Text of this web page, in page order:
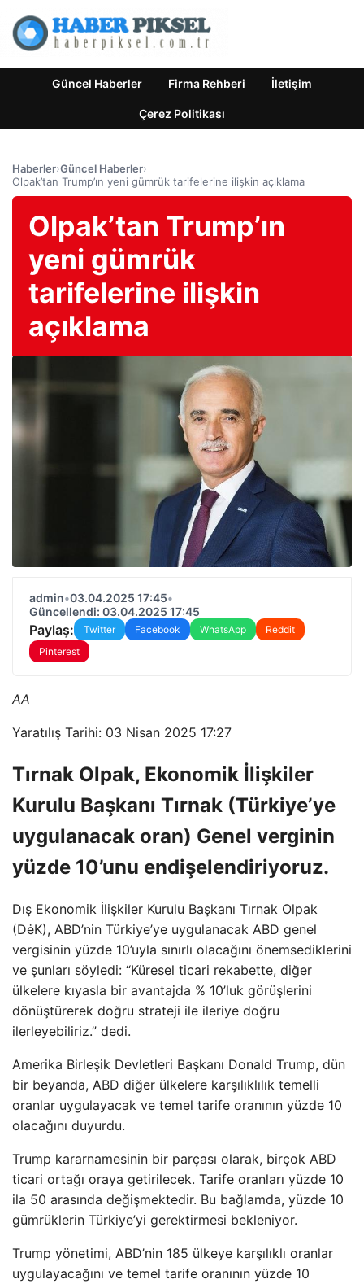
Güncel Haberler Firma Rehberi İletişim
Çerez Politikası
Haberler›Güncel Haberler›
Olpak’tan Trump’ın yeni gümrük tarifelerine ilişkin açıklama
Olpak’tan Trump’ın
yeni gümrük
tarifelerine ilişkin
açıklama
admin•03.04.2025 17:45•
Güncellendi: 03.04.2025 17:45
Paylaş: Twitter Facebook WhatsApp
Reddit
Pinterest
AA
Yaratılış Tarihi: 03 Nisan 2025 17:27
Tırnak Olpak, Ekonomik İlişkiler
Kurulu Başkanı Tırnak (Türkiye’ye
uygulanacak oran) Genel verginin
yüzde 10’unu endişelendiriyoruz.
Dış Ekonomik İlişkiler Kurulu Başkanı Tırnak Olpak
(DėK), ABD’nin Türkiye’ye uygulanacak ABD genel
vergisinin yüzde 10’uyla sınırlı olacağını önemsediklerini
ve şunları söyledi: “Küresel ticari rekabette, diğer
ülkelere kıyasla bir avantajda % 10’luk görüşlerini
dönüştürerek doğru strateji ile ileriye doğru
ilerleyebiliriz.” dedi.
Amerika Birleşik Devletleri Başkanı Donald Trump, dün
bir beyanda, ABD diğer ülkelere karşılıklılık temelli
oranlar uygulayacak ve temel tarife oranının yüzde 10
olacağını duyurdu.
Trump kararnamesinin bir parçası olarak, birçok ABD
ticari ortağı oraya getirilecek. Tarife oranları yüzde 10
ila 50 arasında değişmektedir. Bu bağlamda, yüzde 10
gümrüklerin Türkiye’yi gerektirmesi bekleniyor.
Trump yönetimi, ABD’nin 185 ülkeye karşılıklı oranlar
uygulayacağını ve temel tarife oranının yüzde 10